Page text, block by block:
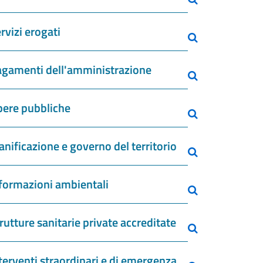
erogati
dell'amministrazione
pubbliche
e governo del territorio
ambientali
sanitarie private accreditate